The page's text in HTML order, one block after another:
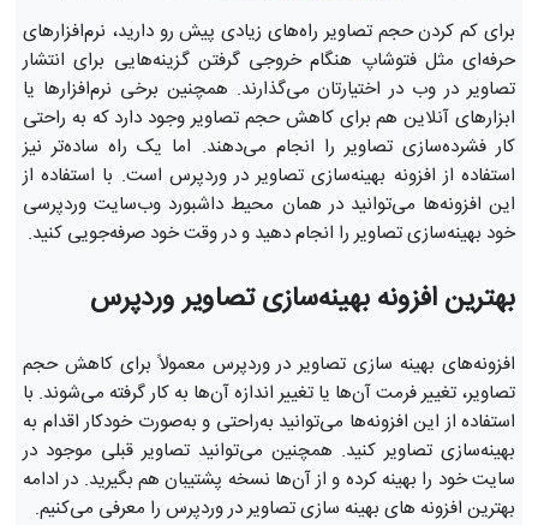
برای کم کردن حجم تصاویر راه‌های زیادی پیش رو دارید، نرم‌افزارهای
حرفه‌ای مثل فتوشاپ هنگام خروجی گرفتن گزینه‌هایی برای انتشار
تصاویر در وب در اختیارتان می‌گذارند. همچنین برخی نرم‌افزارها یا
ابزارهای آنلاین هم برای کاهش حجم تصاویر وجود دارد که به ‌راحتی
کار فشرده‌سازی تصاویر را انجام می‌دهند. اما یک راه ساده‌تر نیز
استفاده از افزونه بهینه‌سازی تصاویر در وردپرس است. با استفاده از
این افزونه‌ها می‌توانید در همان محیط داشبورد وب‌سایت وردپرسی
خود بهینه‌سازی تصاویر را انجام دهید و در وقت خود صرفه‌جویی کنید.
بهترین افزونه بهینه‌سازی تصاویر وردپرس
افزونه‌های بهینه سازی تصاویر در وردپرس معمولاً برای کاهش حجم
تصاویر، تغییر فرمت آن‌ها یا تغییر اندازه آن‌ها به کار گرفته می‌شوند. با
استفاده از این افزونه‌ها می‌توانید به‌راحتی و به‌صورت خودکار اقدام به
بهینه‌سازی تصاویر کنید. همچنین می‌توانید تصاویر قبلی موجود در
سایت خود را بهینه کرده و از آن‌ها نسخه پشتیبان هم بگیرید. در ادامه
بهترین افزونه های بهینه سازی تصاویر در وردپرس را معرفی می‌کنیم.